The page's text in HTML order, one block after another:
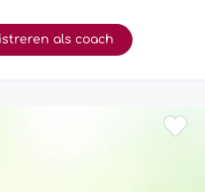
als coach